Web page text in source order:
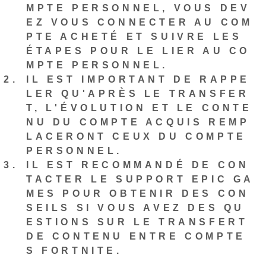
MPTE PERSONNEL, VOUS DEV
EZ VOUS CONNECTER AU COM
PTE ACHETÉ ET SUIVRE LES
ÉTAPES POUR LE LIER AU CO
MPTE PERSONNEL.
IL EST IMPORTANT DE RAPPE
LER QU'APRÈS LE TRANSFER
T, L'ÉVOLUTION ET LE CONTE
NU DU COMPTE ACQUIS REMP
LACERONT CEUX DU COMPTE
PERSONNEL.
IL EST RECOMMANDÉ DE CON
TACTER LE SUPPORT EPIC GA
MES POUR OBTENIR DES CON
SEILS SI VOUS AVEZ DES QU
ESTIONS SUR LE TRANSFERT
DE CONTENU ENTRE COMPTE
S FORTNITE.